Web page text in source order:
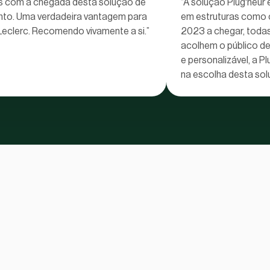
com a chegada desta solução de
Uma verdadeira vantagem para
Recomendo vivamente a si.”
“A solução Plug'heur
em estruturas como
2023 a chegar,
acolhem o público
e personalizável, a
na escolha desta